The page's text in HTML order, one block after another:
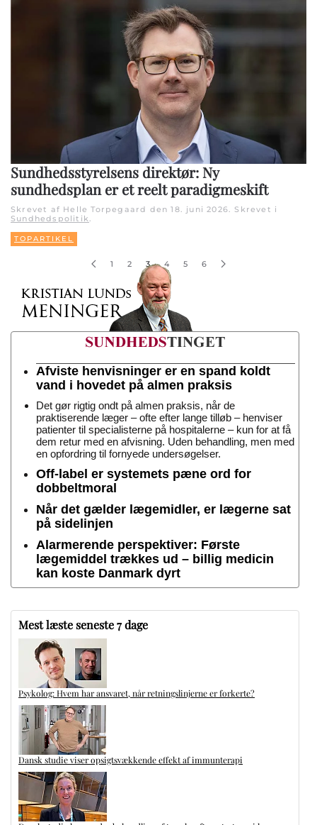
Sundhedsstyrelsens direktør: Ny
sundhedsplan er et reelt paradigmeskift
Skrevet af Helle Torpegaard den18. juni 2026. Skrevet i
Sundhedspolitik.
TOPARTIKEL
1 2 3 4 5 6
Afviste henvisninger er en spand koldt
vand i hovedet på almen praksis
Det gør rigtig ondt på almen praksis, når de
praktiserende læger – ofte efter lange tilløb – henviser
patienter til specialisterne på hospitalerne – kun for at få
dem retur med en afvisning. Uden behandling, men med
en opfordring til fornyede undersøgelser.
Off-label er systemets pæne ord for
dobbeltmoral
Når det gælder lægemidler, er lægerne sat
på sidelinjen
Alarmerende perspektiver: Første
lægemiddel trækkes ud – billig medicin
kan koste Danmark dyrt
Mest læste seneste 7 dage
Psykolog: Hvem har ansvaret, når retningslinjerne er forkerte?
Dansk studie viser opsigtsvækkende effekt af immunterapi